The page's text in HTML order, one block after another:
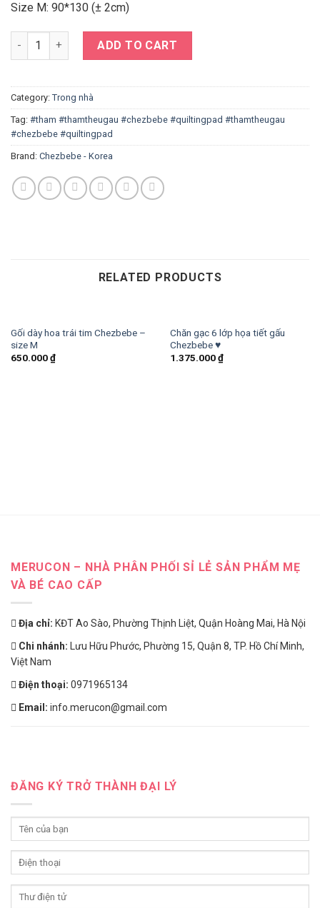
Size M: 90*130 (± 2cm)
Thảm ngủ cotton thêu chó Chezbebe – size M quantity
ADD TO CART
Category: Trong nhà
Tag: #tham #thamtheugau #chezbebe #quiltingpad #thamtheugau
#chezbebe #quiltingpad
Brand: Chezbebe - Korea
RELATED PRODUCTS
Gối dày hoa trái tim Chezbebe –
size M
650.000₫
Chăn gạc 6 lớp họa tiết gấu
Chezbebe ♥
1.375.000₫
MERUCON – NHÀ PHÂN PHỐI SỈ LẺ SẢN PHẨM MẸ
VÀ BÉ CAO CẤP
Địa chỉ: KĐT Ao Sào, Phường Thịnh Liệt, Quận Hoàng Mai, Hà Nội
Chi nhánh: Lưu Hữu Phước, Phường 15, Quận 8, TP. Hồ Chí Minh,
Việt Nam
Điện thoại: 0971965134
Email: info.merucon@gmail.com
ĐĂNG KÝ TRỞ THÀNH ĐẠI LÝ